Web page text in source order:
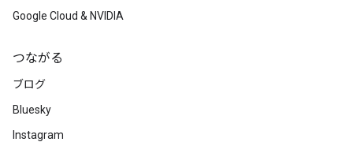
Google Cloud & NVIDIA
つながる
ブログ
Bluesky
Instagram